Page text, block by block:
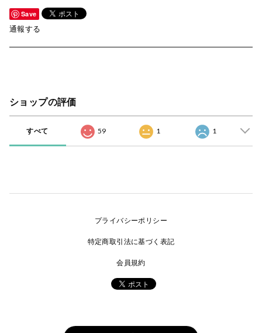
Save
通報する
ショップの評価
すべて 59 1 1
プライバシーポリシー
特定商取引法に基づく表記
会員規約